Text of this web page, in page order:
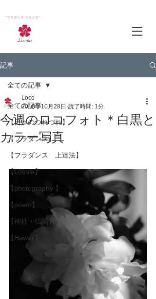
*フラダンス スタジオ*
記事
全ての記事
【日々のつれづれ】
【フラダンス】
【フラダンス 上達法】
【Locola】
【photography 】
【poem】
【神社・仏閣】
【Hawaii】
全ての記事
今週のロコフォト＊白黒と
カラー写真
Loco
2018年10月28日 読了時間: 1分